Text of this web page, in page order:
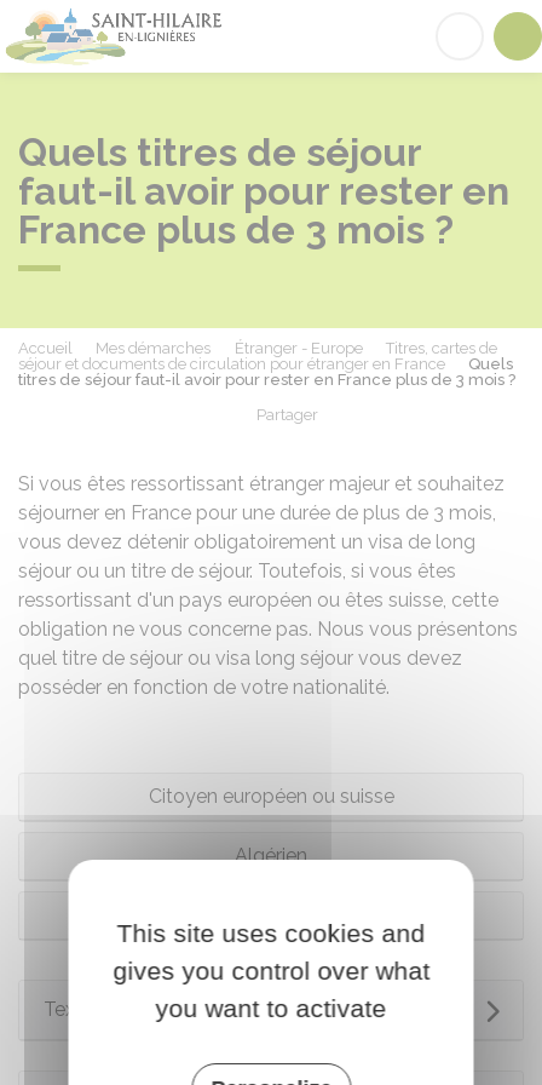
Saint-Hilaire-en-Lignières
Quels titres de séjour
faut-il avoir pour rester en
France plus de 3 mois ?
Accueil Mes démarches Étranger - Europe
Titres, cartes de
séjour et documents de circulation pour étranger en France
Quels
titres de séjour faut-il avoir pour rester en France plus de 3 mois ?
Partager
Si vous êtes ressortissant étranger majeur et souhaitez
séjourner en France pour une durée de plus de 3 mois,
vous devez détenir obligatoirement un visa de long
séjour ou un titre de séjour. Toutefois, si vous êtes
ressortissant d'un pays européen ou êtes suisse, cette
obligation ne vous concerne pas. Nous vous présentons
quel titre de séjour ou visa long séjour vous devez
posséder en fonction de votre nationalité.
Citoyen européen ou suisse
Algérien
Textes de référence
This site uses cookies and
gives you control over what
you want to activate